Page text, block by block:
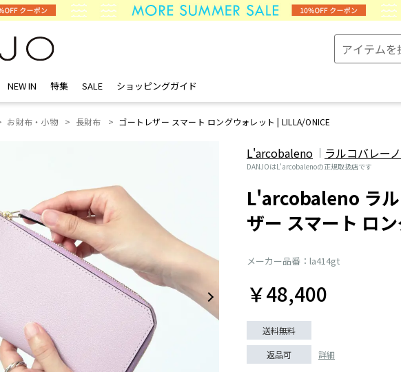
NEW IN 特集 SALE ショッピングガイド
お財布・小物 長財布 ゴートレザー スマート ロングウォレット | LILLA/ONICE
L'arcobaleno ラルコバレーノ
DANJOはL'arcobalenoの正規取扱店です
L'arcobaleno ラ
ザー スマート ロ
メーカー品番：la414gt
￥48,400
送料無料
返品可 詳細